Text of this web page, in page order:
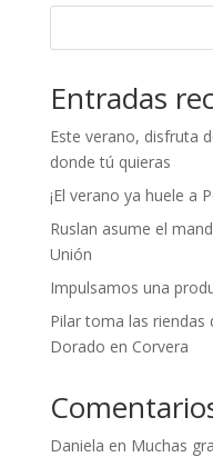
Entradas
Este verano, disfruta
donde tú quieras
¡El verano ya huele a
Ruslan asume el
Unión
Impulsamos una
Pilar toma las riendas
Dorado en Corvera
Daniela en Muchas